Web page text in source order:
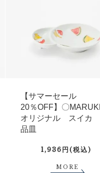
【サマーセール
20％OFF】〇
オリジナル スイカ
品皿
1,936円(税込)
MORE